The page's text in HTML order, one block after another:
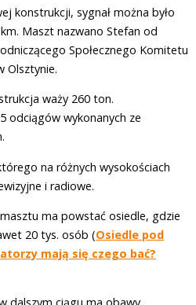
konstrukcji, sygnał można było
Maszt nazwano Stefan od
Społecznego Komitetu
Olsztynie.
waży 260 ton.
odciągów wykonanych ze
na różnych wysokościach
i radiowe.
ma powstać osiedle, gdzie
20 tys. osób (Osiedle pod
mają się czego bać?